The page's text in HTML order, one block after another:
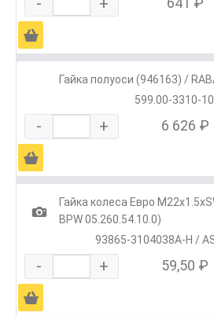
Ä
Гайка полуоси (946163) /
599.00-3310-
- + 6 626 ₽
Ä
1
Гайка колеса Евро
BPW 05.260.54.10.0)
93865-3104038A-H /
- + 59,50 ₽
Ä